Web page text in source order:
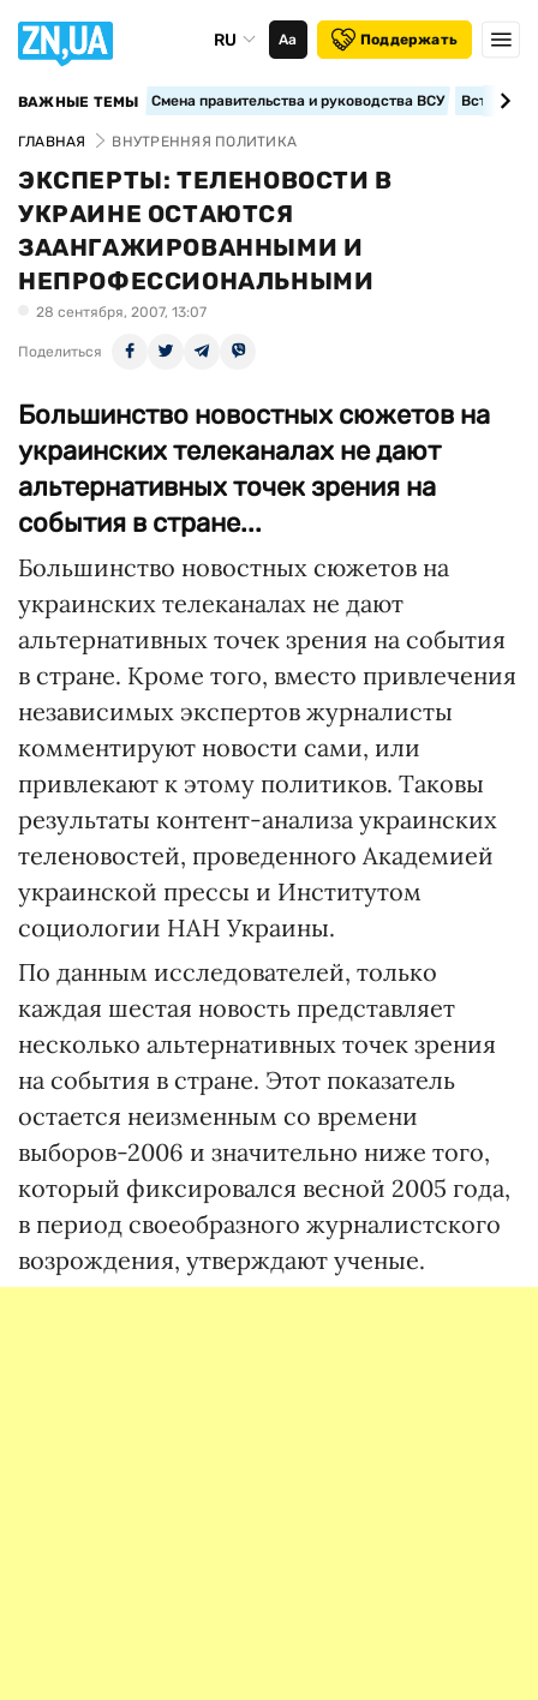
RU Аа Поддержать
ВАЖНЫЕ ТЕМЫ Смена правительства и руководства ВСУ
ГЛАВНАЯ ВНУТРЕННЯЯ ПОЛИТИКА
ЭКСПЕРТЫ: ТЕЛЕНОВОСТИ В
УКРАИНЕ ОСТАЮТСЯ
ЗААНГАЖИРОВАННЫМИ И
НЕПРОФЕССИОНАЛЬНЫМИ
28 сентября, 2007, 13:07
Поделиться
Большинство новостных сюжетов на
украинских телеканалах не дают
альтернативных точек зрения на
события в стране...
Большинство новостных сюжетов на
украинских телеканалах не дают
альтернативных точек зрения на события
в стране. Кроме того, вместо привлечения
независимых экспертов журналисты
комментируют новости сами, или
привлекают к этому политиков. Таковы
результаты контент-анализа украинских
теленовостей, проведенного Академией
украинской прессы и Институтом
социологии НАН Украины.
По данным исследователей, только
каждая шестая новость представляет
несколько альтернативных точек зрения
на события в стране. Этот показатель
остается неизменным со времени
выборов-2006 и значительно ниже того,
который фиксировался весной 2005 года,
в период своеобразного журналистского
возрождения, утверждают ученые.